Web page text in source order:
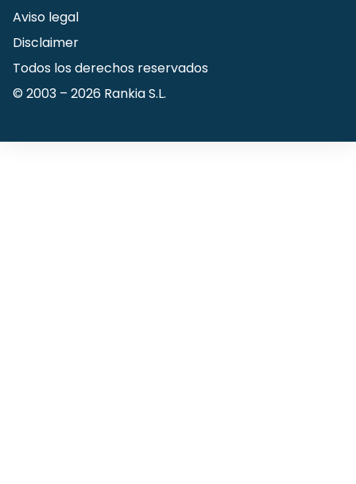
Aviso legal
Disclaimer
Todos los derechos reservados
© 2003 – 2026 Rankia S.L.